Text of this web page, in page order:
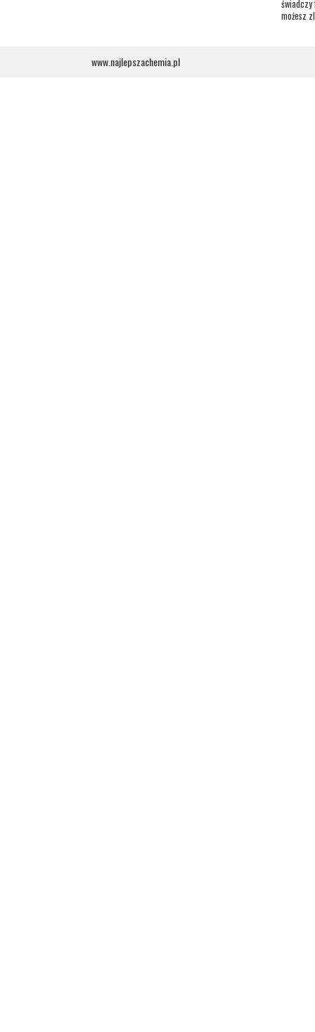
możesz
www.najlepszachemia.pl